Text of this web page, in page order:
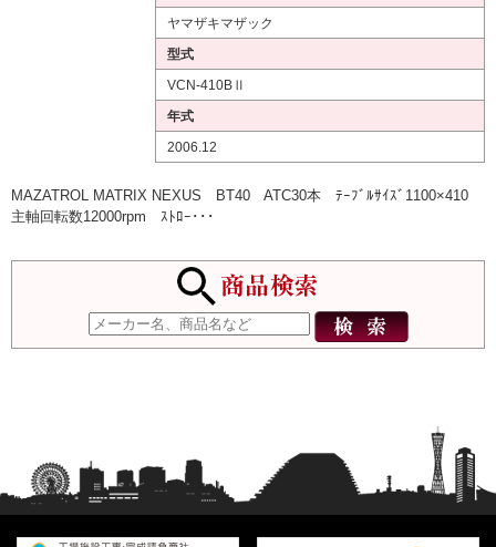
ヤマザキマザック
型式
VCN-410BⅡ
年式
2006.12
MAZATROL MATRIX NEXUS BT40 ATC30本 ﾃｰﾌﾞﾙｻｲｽﾞ1100×410
主軸回転数12000rpm ｽﾄﾛｰ･･･